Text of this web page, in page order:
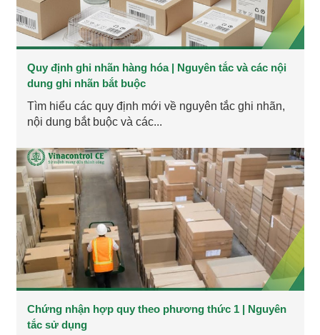
Quy định ghi nhãn hàng hóa | Nguyên tắc và các nội
dung ghi nhãn bắt buộc
Tìm hiểu các quy định mới về nguyên tắc ghi nhãn,
nội dung bắt buộc và các...
Chứng nhận hợp quy theo phương thức 1 | Nguyên
tắc sử dụng